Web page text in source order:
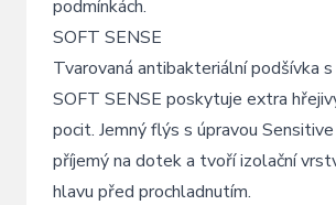
podmínkách.
SOFT SENSE
Tvarovaná antibakteriální podšívka s
SOFT SENSE poskytuje extra
pocit. Jemný flýs s úpravou
příjemý na dotek a tvoří izolační
hlavu před prochladnutím.